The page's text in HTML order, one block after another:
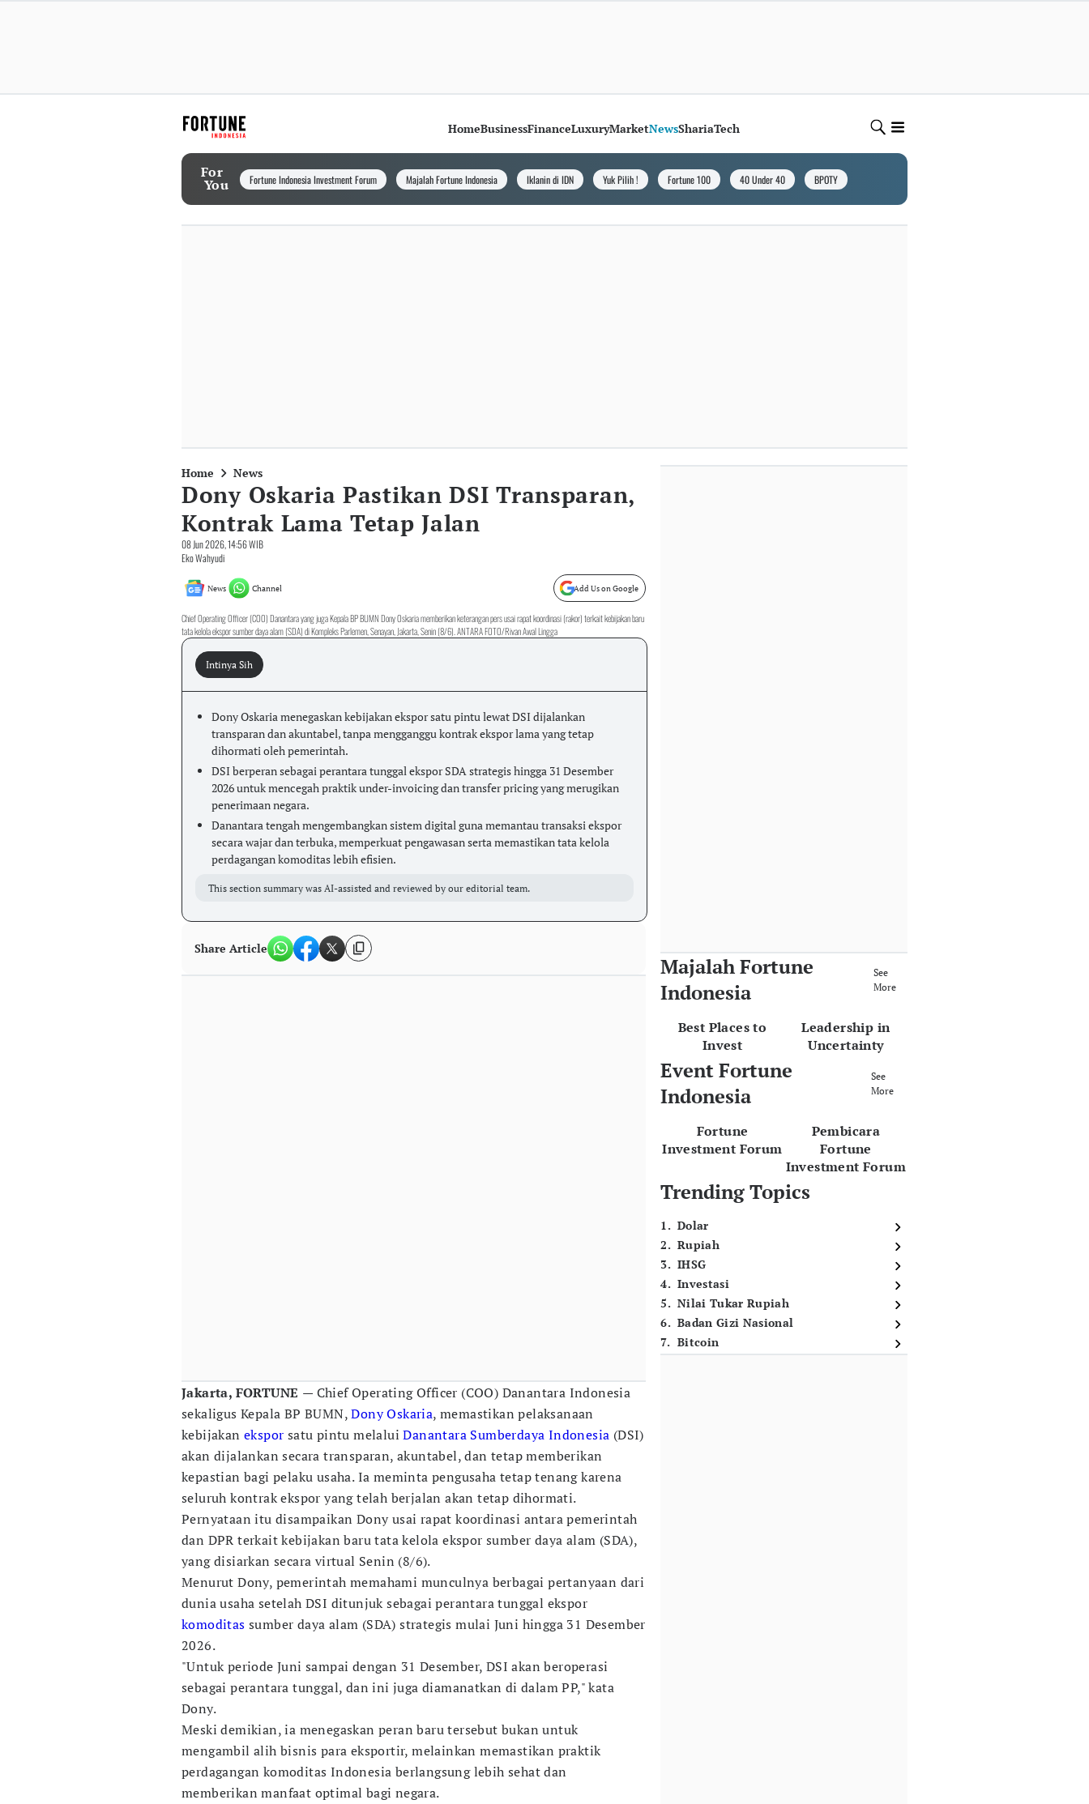
HomeBusinessFinanceLuxuryMarketNewsShariaTech
For
You Fortune Indonesia Investment Forum Majalah Fortune Indonesia Iklanin di IDN Yuk Pilih ! Fortune 100 40 Under 40 BPOTY
Home News
Dony Oskaria Pastikan DSI Transparan,
Kontrak Lama Tetap Jalan
08 Jun 2026, 14:56 WIB
Eko Wahyudi
News Channel Add Us on Google
Chief Operating Officer (COO) Danantara yang juga Kepala BP BUMN Dony Oskaria memberikan keterangan pers usai rapat koordinasi (rakor) terkait kebijakan baru
tata kelola ekspor sumber daya alam (SDA) di Kompleks Parlemen, Senayan, Jakarta, Senin (8/6). ANTARA FOTO/Rivan Awal Lingga
Intinya Sih
Dony Oskaria menegaskan kebijakan ekspor satu pintu lewat DSI dijalankan
transparan dan akuntabel, tanpa mengganggu kontrak ekspor lama yang tetap
dihormati oleh pemerintah.
DSI berperan sebagai perantara tunggal ekspor SDA strategis hingga 31 Desember
2026 untuk mencegah praktik under-invoicing dan transfer pricing yang merugikan
penerimaan negara.
Danantara tengah mengembangkan sistem digital guna memantau transaksi ekspor
secara wajar dan terbuka, memperkuat pengawasan serta memastikan tata kelola
perdagangan komoditas lebih efisien.
This section summary was AI-assisted and reviewed by our editorial team.
Share Article
Jakarta, FORTUNE — Chief Operating Officer (COO) Danantara Indonesia
sekaligus Kepala BP BUMN,Dony Oskaria, memastikan pelaksanaan
kebijakanekspor satu pintu melaluiDanantara Sumberdaya Indonesia (DSI)
akan dijalankan secara transparan, akuntabel, dan tetap memberikan
kepastian bagi pelaku usaha. Ia meminta pengusaha tetap tenang karena
seluruh kontrak ekspor yang telah berjalan akan tetap dihormati.
Pernyataan itu disampaikan Dony usai rapat koordinasi antara pemerintah
dan DPR terkait kebijakan baru tata kelola ekspor sumber daya alam (SDA),
yang disiarkan secara virtual Senin (8/6).
Menurut Dony, pemerintah memahami munculnya berbagai pertanyaan dari
dunia usaha setelah DSI ditunjuk sebagai perantara tunggal ekspor
komoditas sumber daya alam (SDA) strategis mulai Juni hingga 31 Desember
2026.
"Untuk periode Juni sampai dengan 31 Desember, DSI akan beroperasi
sebagai perantara tunggal, dan ini juga diamanatkan di dalam PP," kata
Dony.
Meski demikian, ia menegaskan peran baru tersebut bukan untuk
mengambil alih bisnis para eksportir, melainkan memastikan praktik
perdagangan komoditas Indonesia berlangsung lebih sehat dan
memberikan manfaat optimal bagi negara.
Majalah Fortune
Indonesia
See
More
Best Places to
Invest
Leadership in
Uncertainty
Event Fortune
Indonesia
See
More
Fortune
Investment Forum
Pembicara
Fortune
Investment Forum
Trending Topics
1. Dolar
2. Rupiah
3. IHSG
4. Investasi
5. Nilai Tukar Rupiah
6. Badan Gizi Nasional
7. Bitcoin